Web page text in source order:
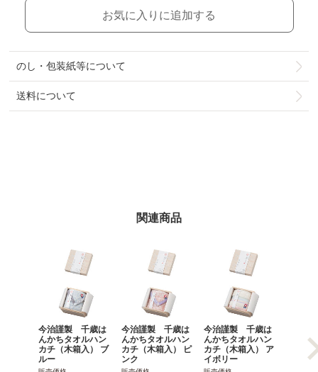
お気に入りに追加する
のし・包装紙等について
送料について
関連商品
今治謹製 千歳は
んかちタオルハン
カチ（木箱入） ブ
ルー
今治謹製 千歳は
んかちタオルハン
カチ（木箱入） ピ
ンク
今治謹製 千歳は
んかちタオルハン
カチ（木箱入） ア
イボリー
んかち
カチ（
イビー